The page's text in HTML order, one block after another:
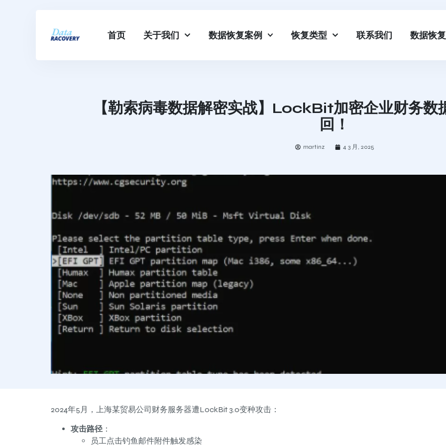
首页 关于我们 数据恢复案例 恢复类型 联系我们 数据恢
【勒索病毒数据解密实战】LockBit加密企业财务数
回！
martinz 4 3 月, 2025
2024年5月，上海某贸易公司财务服务器遭LockBit 3.0变种攻击：
攻击路径 ：
员工点击钓鱼邮件附件触发感染